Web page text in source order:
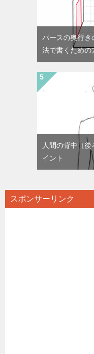
パースの奥行き
法で書くための
人間の背中（
イント
スポンサーリンク